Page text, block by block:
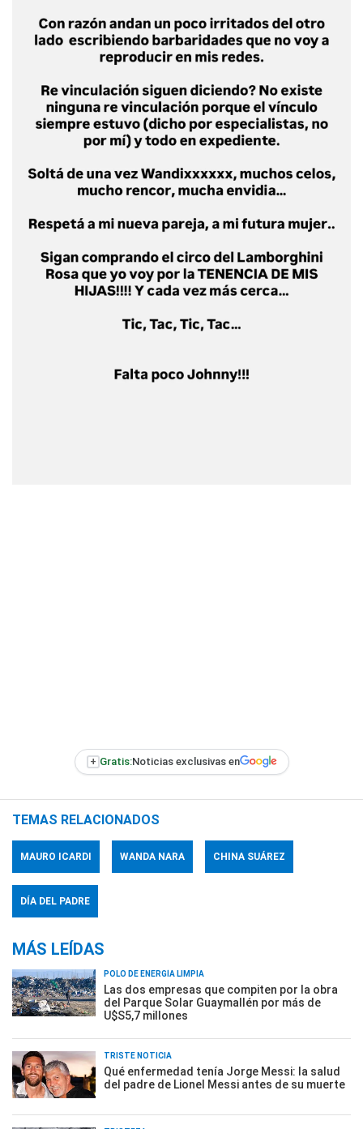
+ Gratis:Noticias exclusivas en
TEMAS RELACIONADOS
MAURO ICARDI WANDA NARA CHINA SUÁREZ
DÍA DEL PADRE
MÁS LEÍDAS
POLO DE ENERGÍA LIMPIA
Las dos empresas que compiten por la obra
del Parque Solar Guaymallén por más de
U$S5,7 millones
TRISTE NOTICIA
Qué enfermedad tenía Jorge Messi: la salud
del padre de Lionel Messi antes de su muerte